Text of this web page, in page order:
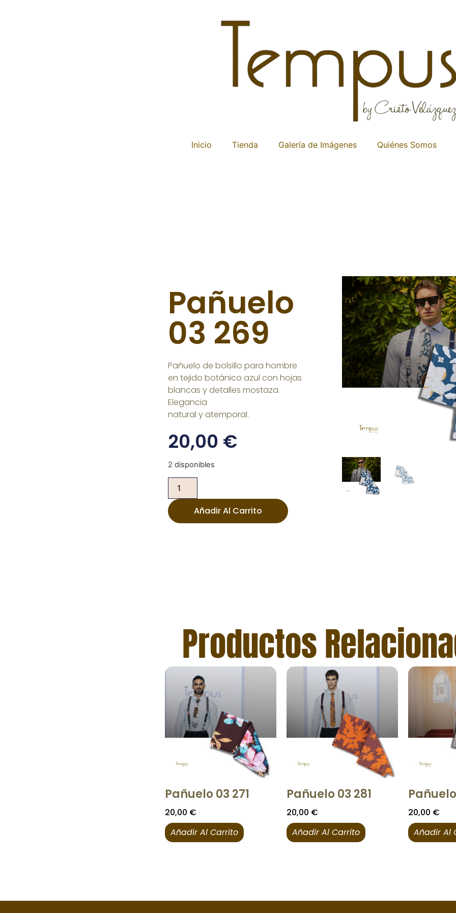
Inicio Tienda Galería de Imágenes Quiénes Somos
Pañuelo
03 269
Pañuelo de bolsillo para hombre
en tejido botánico azul con hojas
blancas y detalles mostaza.
Elegancia
natural y atemporal.
20,00 €
2 disponibles
Añadir Al Carrito
Productos
Pañuelo 03 271
20,00 €
Añadir Al Carrito
Pañuelo 03 281
20,00 €
Añadir Al Carrito
20,00 €
Añadir Al